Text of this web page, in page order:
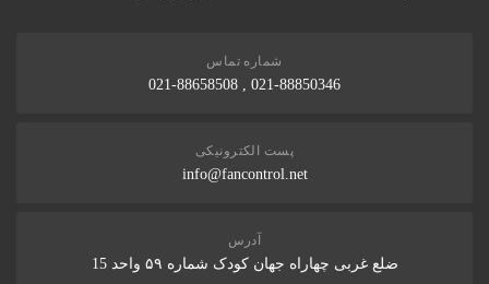
شماره تماس
021-88850346 , 021-88658508
پست الکترونیکی
info@fancontrol.net
آدرس
ضلع غربی چهاراه جهان کودک شماره ۵۹ واحد 15